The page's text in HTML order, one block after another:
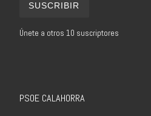
SUSCRIBIR
Únete a otros 10 suscriptores
PSOE CALAHORRA